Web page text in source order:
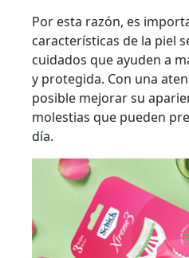
Por esta razón, es
características de la piel
cuidados que ayuden a
y protegida. Con una
posible mejorar su
molestias que pueden
día.